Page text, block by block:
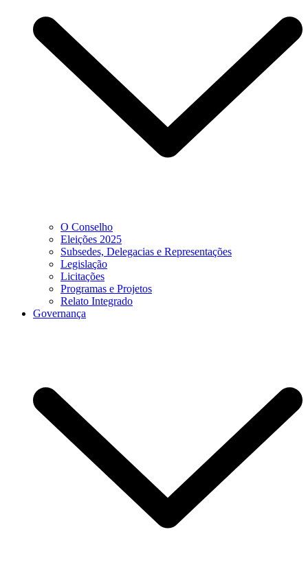
O Conselho
Eleições 2025
Subsedes, Delegacias e Representações
Legislação
Licitações
Programas e Projetos
Relato Integrado
Governança